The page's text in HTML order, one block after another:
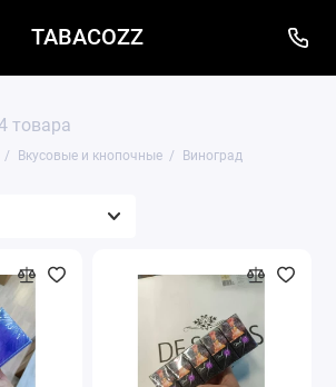
TABACOZZ
товара
Вкусовые и кнопочные Виноград